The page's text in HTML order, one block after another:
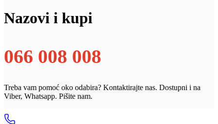
Nazovi i kupi
066 008 008
Treba vam pomoć oko odabira? Kontaktirajte nas. Dostupni i na
Viber, Whatsapp. Pišite nam.